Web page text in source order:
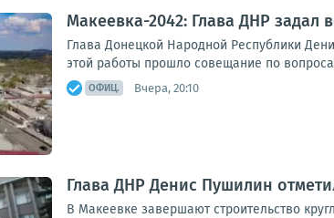
Макеевка-2042: Глава ДНР задал
Глава Донецкой Народной Республики
этой работы прошло совещание по
ОФИЦ. Вчера, 20:10
Глава ДНР Денис Пушилин
В Макеевке завершают строительство